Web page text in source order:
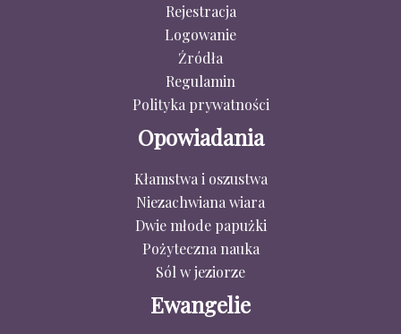
Rejestracja
Logowanie
Źródła
Regulamin
Polityka prywatności
Opowiadania
Kłamstwa i oszustwa
Niezachwiana wiara
Dwie młode papużki
Pożyteczna nauka
Sól w jeziorze
Ewangelie